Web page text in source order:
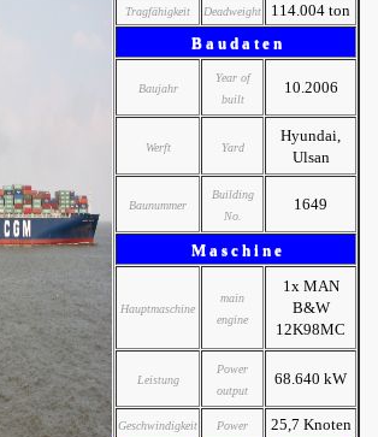
Tragfähigkeit Deadweight
114.004 ton
B a u d a t e n
Baujahr
Year of
built
10.2006
Werft Yard
Hyundai,
Ulsan
Baunummer
Building
No.
1649
M a s c h i n e
Hauptmaschine
main
engine
1x MAN
B&W
12K98MC
Leistung
Power
output
68.640 kW
Geschwindigkeit Power
25,7 Knoten